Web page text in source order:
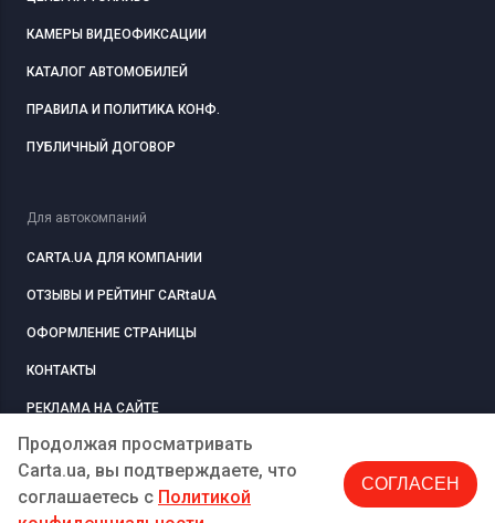
Продолжая просматривать
Carta.ua, вы подтверждаете, что
соглашаетесь c Политикой
СОГЛАСЕН
КАМЕРЫ ВИДЕОФИКСАЦИИ
КАТАЛОГ АВТОМОБИЛЕЙ
ПРАВИЛА И ПОЛИТИКА КОНФ.
ПУБЛИЧНЫЙ ДОГОВОР
Для автокомпаний
CARTA.UA ДЛЯ КОМПАНИИ
ОТЗЫВЫ И РЕЙТИНГ CARtaUA
ОФОРМЛЕНИЕ СТРАНИЦЫ
КОНТАКТЫ
РЕКЛАМА НА САЙТЕ
РЕГИСТРАЦИЯ КОМПАНИЮ